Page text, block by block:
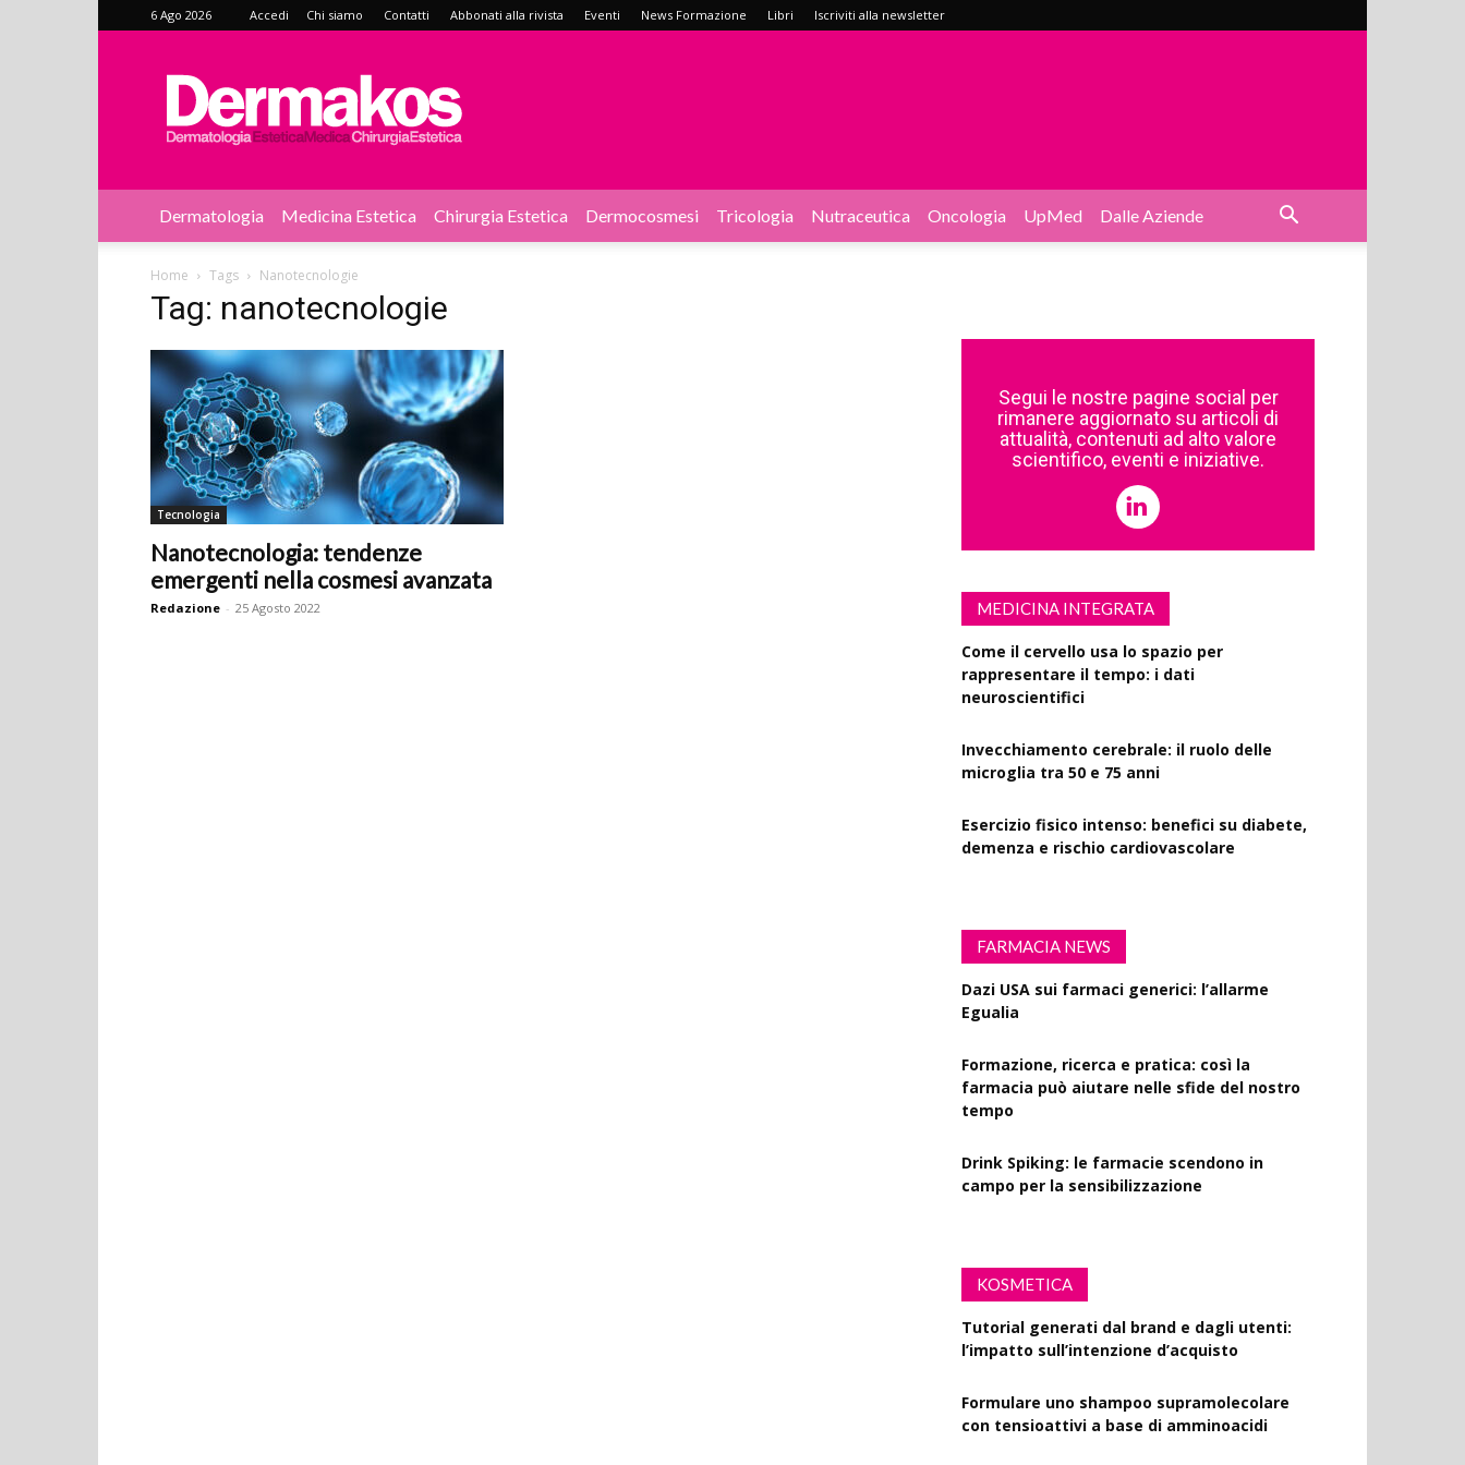
6 Ago 2026 Accedi Chi siamo Contatti Abbonati alla rivista Eventi News Formazione Libri Iscriviti alla newsletter
Dermakos
Dermatologia Medicina Estetica Chirurgia Estetica Dermocosmesi Tricologia Nutraceutica Oncologia UpMed Dalle Aziende
Home Tags Nanotecnologie
Tag: nanotecnologie
Tecnologia
Nanotecnologia: tendenze
emergenti nella cosmesi avanzata
Redazione - 25 Agosto 2022
Segui le nostre pagine social per
rimanere aggiornato su articoli di
attualità, contenuti ad alto valore
scientifico, eventi e iniziative.
MEDICINA INTEGRATA
Come il cervello usa lo spazio per
rappresentare il tempo: i dati
neuroscientifici
Invecchiamento cerebrale: il ruolo delle
microglia tra 50 e 75 anni
Esercizio fisico intenso: benefici su diabete,
demenza e rischio cardiovascolare
FARMACIA NEWS
Dazi USA sui farmaci generici: l’allarme
Egualia
Formazione, ricerca e pratica: così la
farmacia può aiutare nelle sfide del nostro
tempo
Drink Spiking: le farmacie scendono in
campo per la sensibilizzazione
KOSMETICA
Tutorial generati dal brand e dagli utenti:
l’impatto sull’intenzione d’acquisto
Formulare uno shampoo supramolecolare
con tensioattivi a base di amminoacidi